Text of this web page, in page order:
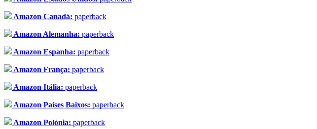
Amazon Canadá: paperback
Amazon Alemanha: paperback
Amazon Espanha: paperback
Amazon França: paperback
Amazon Itália: paperback
Amazon Países Baixos: paperback
Amazon Polónia: paperback